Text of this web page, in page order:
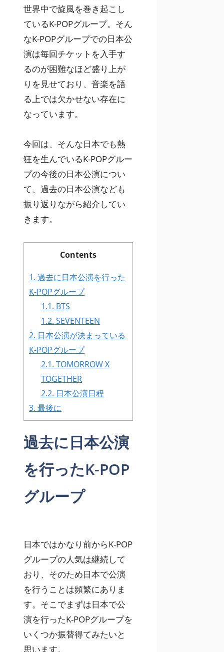
世界中で旋風を巻き起こし
ているK-POPグループ。そん
なK-POPグループでの日本公
演は毎回チケットを入手す
るのが困難なほど盛り上が
りを見せており、音楽を語
る上では欠かせない存在に
なっています。
今回は、そんな日本でも熱
狂を生んでいるK-POPグルー
プの今後の日本公演につい
て、過去の日本公演なども
振り返りながら紹介してい
きます。
Contents
1. 過去に日本公演を行った
K-POPグループ
1.1. BTS
1.2. SEVENTEEN
2. 日本公演が決まっている
K-POPグループ
2.1. TOMORROW X
TOGETHER
2.2. 日本公演日程
3. 最後に
過去に日本公演
を行ったK-POP
グループ
日本ではかなり前からK-POP
グループの人気は継続して
おり、そのため日本で公演
を行うことは頻繁にありま
す。そこでまずは日本で公
演を行ったK-POPグループを
いくつか振替得てみたいと
思います。